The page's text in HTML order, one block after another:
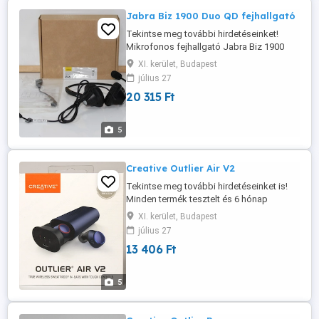
5
Jabra Biz 1900 Duo QD fejhallgató
Tekintse meg további hirdetéseinket!
Mikrofonos fejhallgató Jabra Biz 1900
Duo QD + Mobile QD kábel + 2,5 mm jack
új, eredeti csomagolásban Kiváló
minőségű hang; Csúcshangok
csökkentése peak-stop technológia a
XI. kerület, Budapest
július 27
20 315 Ft
5
Creative Outlier Air V2
Tekintse meg további hirdetéseinket is!
Minden termék tesztelt és 6 hónap
garanciával rendelkezik. A képek a
tényleges termékekről készültek. Ez a
termék: FELÚJÍTOTT Típus: True
Wireless Forma: In ear Mikrofon: IGEN
XI. kerület, Budapest
július 27
13 406 Ft